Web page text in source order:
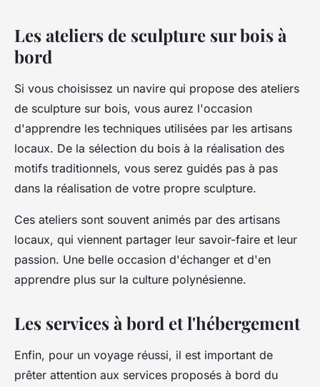
Les ateliers de sculpture sur bois à
bord
Si vous choisissez un navire qui propose des ateliers
de sculpture sur bois, vous aurez l'occasion
d'apprendre les techniques utilisées par les artisans
locaux. De la sélection du bois à la réalisation des
motifs traditionnels, vous serez guidés pas à pas
dans la réalisation de votre propre sculpture.
Ces ateliers sont souvent animés par des artisans
locaux, qui viennent partager leur savoir-faire et leur
passion. Une belle occasion d'échanger et d'en
apprendre plus sur la culture polynésienne.
Les services à bord et l'hébergement
Enfin, pour un voyage réussi, il est important de
prêter attention aux services proposés à bord du